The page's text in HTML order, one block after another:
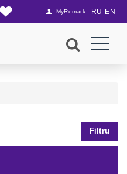
MyRemark RU EN
Filtru